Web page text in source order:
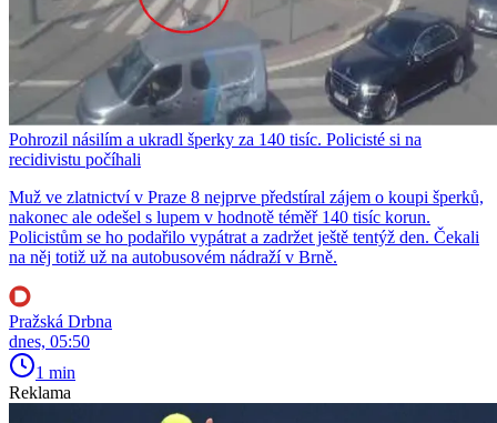
Pohrozil násilím a ukradl šperky za 140 tisíc. Policisté si na
recidivistu počíhali
Muž ve zlatnictví v Praze 8 nejprve předstíral zájem o koupi šperků,
nakonec ale odešel s lupem v hodnotě téměř 140 tisíc korun.
Policistům se ho podařilo vypátrat a zadržet ještě tentýž den. Čekali
na něj totiž už na autobusovém nádraží v Brně.
Pražská Drbna
dnes, 05:50
1 min
Reklama